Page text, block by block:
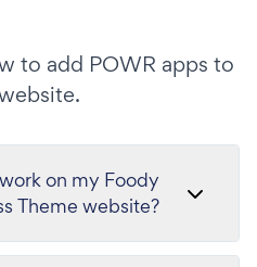
to add POWR apps to
on my Foody
Theme website?